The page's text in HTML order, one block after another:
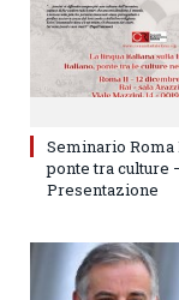
Seminario Roma
ponte tra culture
Presentazione